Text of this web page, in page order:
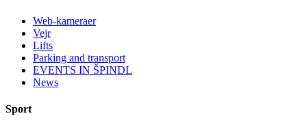
Web-kameraer
Vejr
Lifts
Parking and transport
EVENTS IN ŠPINDL
News
Sport